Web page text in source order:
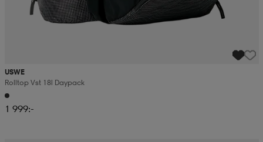
USWE
Rolltop Vst 18l Daypack
1 999:-